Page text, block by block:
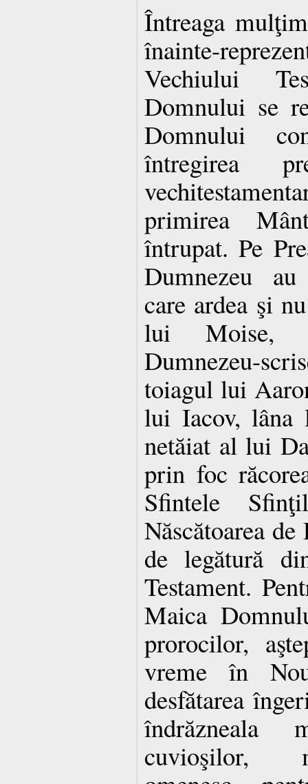
Întreaga
înainte-
Vechiului
Domnului se
Domnului
întregirea
primirea
întrupat. Pe
Dumnezeu
care ardea şi
lui Moise,
Dumnezeu-
toiagul lui
lui Iacov, lâna
netăiat al lui
prin foc
Sfintele
Născătoarea
de legătură
Testament.
Maica
prorocilor,
vreme în
desfătarea
îndrăzneala
cuvioşilor,